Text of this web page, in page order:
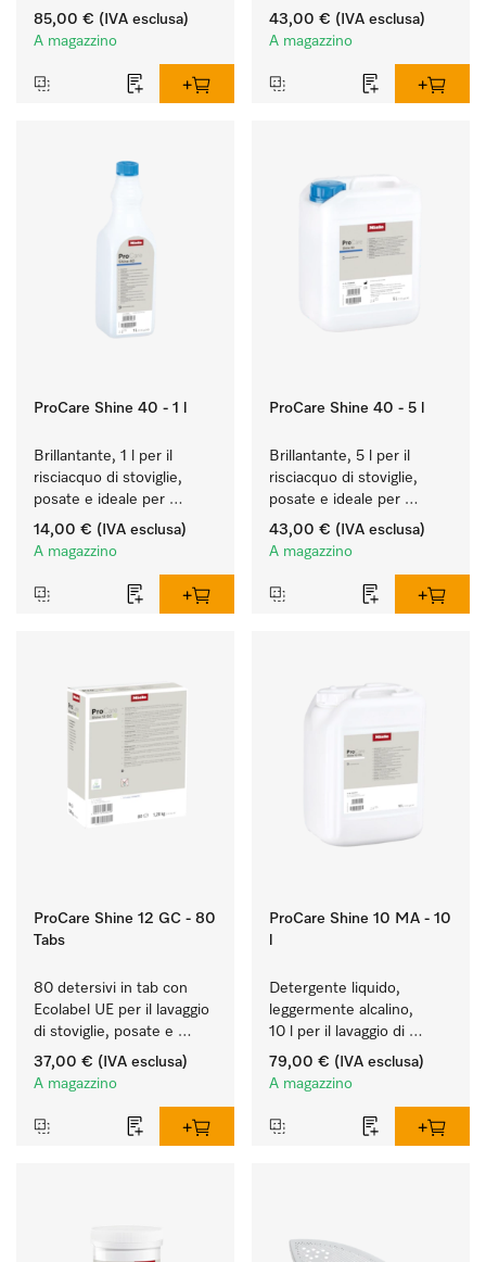
sporco quotidiano su
stoviglie, posate e
85,00 € (IVA esclusa)
A magazzino
posate e bicchieri.
43,00 € (IVA esclusa)
A magazzino
ProCare Shine 40 - 1 l
Brillantante, 1 l per il
risciacquo di stoviglie,
posate e ideale per
bicchieri.
14,00 € (IVA esclusa)
A magazzino
ProCare Shine 40 - 5 l
Brillantante, 5 l per il
risciacquo di stoviglie,
posate e ideale per
bicchieri.
43,00 € (IVA esclusa)
A magazzino
ProCare Shine 12 GC - 80
Tabs
80 detersivi in tab con
Ecolabel UE per il lavaggio
di stoviglie, posate e
bicchieri molto sporchi.
37,00 € (IVA esclusa)
A magazzino
ProCare Shine 10 MA - 10
Detergente liquido,
leggermente alcalino,
10 l per il lavaggio di
sporco leggero su
stoviglie, posate e
79,00 € (IVA esclusa)
A magazzino